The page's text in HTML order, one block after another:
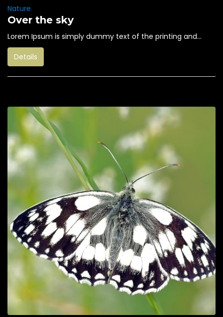
Nature
Over the sky
Lorem Ipsum is simply dummy text of the printing and...
Details